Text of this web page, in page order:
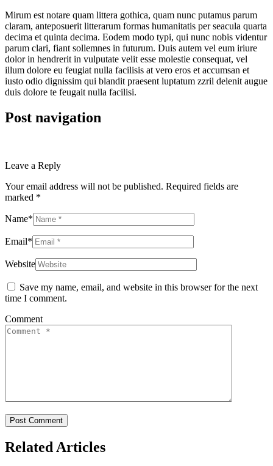
Mirum est notare quam littera gothica, quam nunc putamus parum
claram, anteposuerit litterarum formas humanitatis per seacula quarta
decima et quinta decima. Eodem modo typi, qui nunc nobis videntur
parum clari, fiant sollemnes in futurum. Duis autem vel eum iriure
dolor in hendrerit in vulputate velit esse molestie consequat, vel
illum dolore eu feugiat nulla facilisis at vero eros et accumsan et
iusto odio dignissim qui blandit praesent luptatum zzril delenit augue
duis dolore te feugait nulla facilisi.
Post navigation
Leave a Reply
Your email address will not be published. Required fields are
marked *
Name*
Email*
Website
Save my name, email, and website in this browser for the next
time I comment.
Comment
Related Articles